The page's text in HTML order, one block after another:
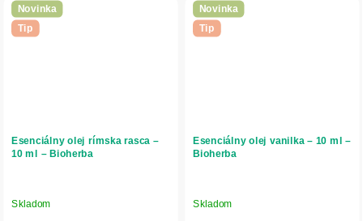
Novinka
Tip
Esenciálny olej rímska rasca –
10 ml – Bioherba
Skladom
Novinka
Tip
Esenciálny olej vanilka – 10 ml –
Bioherba
Skladom